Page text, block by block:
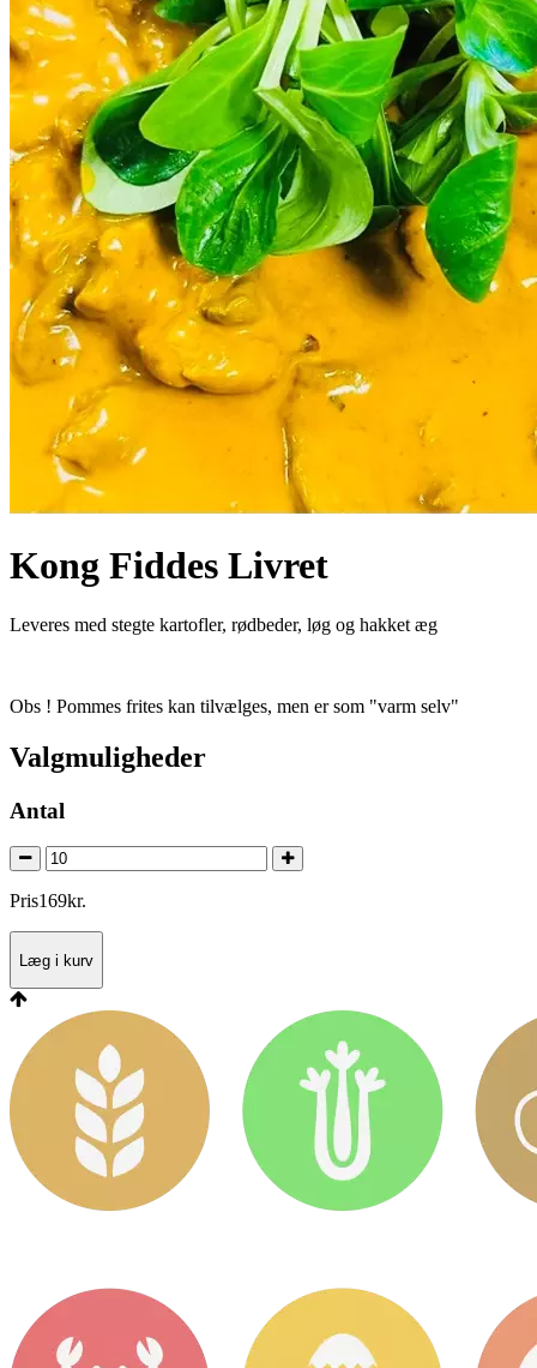
Kong Fiddes Livret
Leveres med stegte kartofler, rødbeder, løg og hakket æg
Obs ! Pommes frites kan tilvælges, men er som "varm selv"
Valgmuligheder
Antal
Pris169kr.
Læg i kurv